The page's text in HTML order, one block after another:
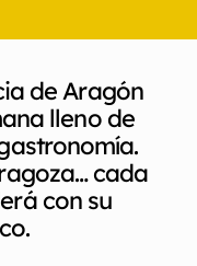
de Aragón
lleno de
cada
con su